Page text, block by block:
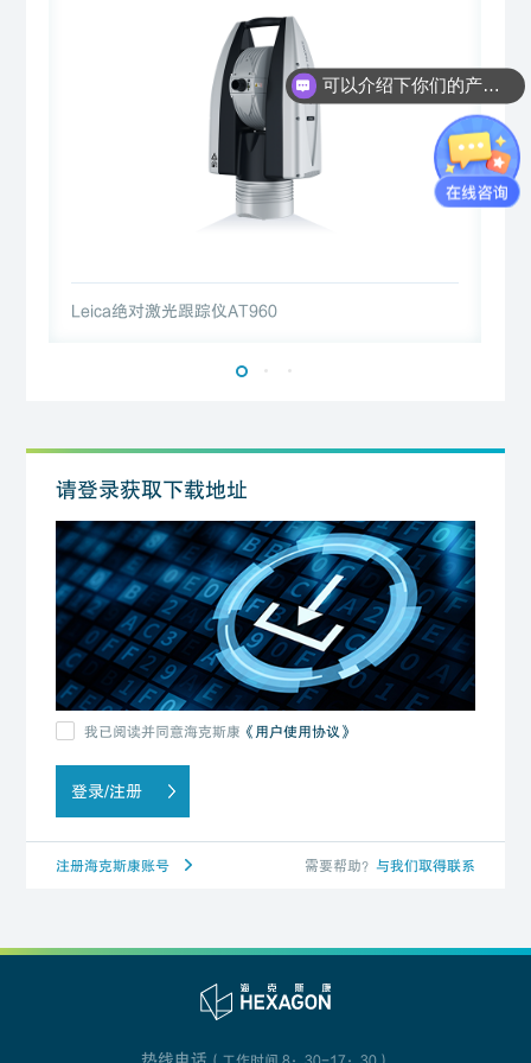
Leica绝对激光跟踪仪AT960
请登录获取下载地址
我已阅读并同意海克斯康 《用户使用协议》
登录/注册
注册海克斯康账号 需要帮助？ 与我们取得联系
可以介绍下你们的产品么？